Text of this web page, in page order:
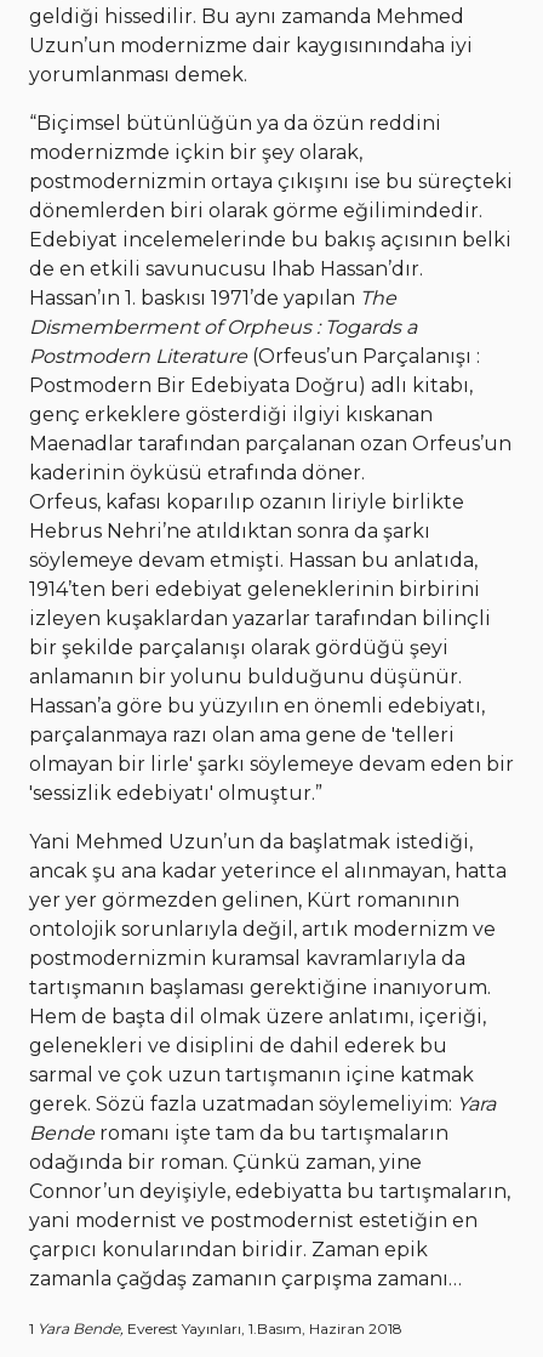
geldiği hissedilir. Bu aynı zamanda Mehmed
Uzun’un modernizme dair kaygısınındaha iyi
yorumlanması demek.
“Biçimsel bütünlüğün ya da özün reddini
modernizmde içkin bir şey olarak,
postmodernizmin ortaya çıkışını ise bu süreçteki
dönemlerden biri olarak görme eğilimindedir.
Edebiyat incelemelerinde bu bakış açısının belki
de en etkili savunucusu Ihab Hassan’dır.
Hassan’ın 1. baskısı 1971’de yapılan The
Dismemberment of Orpheus : Togards a
Postmodern Literature(Orfeus’un Parçalanışı :
Postmodern Bir Edebiyata Doğru) adlı kitabı,
genç erkeklere gösterdiği ilgiyi kıskanan
Maenadlar tarafından parçalanan ozan Orfeus’un
kaderinin öyküsü etrafında döner.
Orfeus, kafası koparılıp ozanın liriyle birlikte
Hebrus Nehri’ne atıldıktan sonra da şarkı
söylemeye devam etmişti. Hassan bu anlatıda,
1914’ten beri edebiyat geleneklerinin birbirini
izleyen kuşaklardan yazarlar tarafından bilinçli
bir şekilde parçalanışı olarak gördüğü şeyi
anlamanın bir yolunu bulduğunu düşünür.
Hassan’a göre bu yüzyılın en önemli edebiyatı,
parçalanmaya razı olan ama gene de 'telleri
olmayan bir lirle' şarkı söylemeye devam eden bir
'sessizlik edebiyatı' olmuştur.”
Yani Mehmed Uzun’un da başlatmak istediği,
ancak şu ana kadar yeterince el alınmayan, hatta
yer yer görmezden gelinen, Kürt romanının
ontolojik sorunlarıyla değil, artık modernizm ve
postmodernizmin kuramsal kavramlarıyla da
tartışmanın başlaması gerektiğine inanıyorum.
Hem de başta dil olmak üzere anlatımı, içeriği,
gelenekleri ve disiplini de dahil ederek bu
sarmal ve çok uzun tartışmanın içine katmak
gerek. Sözü fazla uzatmadan söylemeliyim: Yara
Benderomanı işte tam da bu tartışmaların
odağında bir roman. Çünkü zaman, yine
Connor’un deyişiyle, edebiyatta bu tartışmaların,
yani modernist ve postmodernist estetiğin en
çarpıcı konularından biridir. Zaman epik
zamanla çağdaş zamanın çarpışma zamanı…
1 Yara Bende, Everest Yayınları, 1.Basım, Haziran 2018